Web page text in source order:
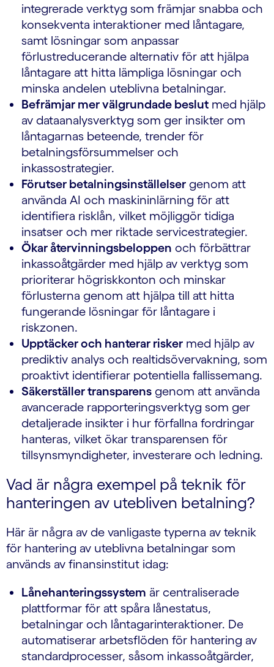
integrerade verktyg som främjar snabba och
konsekventa interaktioner med låntagare,
samt lösningar som anpassar
förlustreducerande alternativ för att hjälpa
låntagare att hitta lämpliga lösningar och
minska andelen uteblivna betalningar.
Befrämjar mer välgrundade beslut med hjälp
av dataanalysverktyg som ger insikter om
låntagarnas beteende, trender för
betalningsförsummelser och
inkassostrategier.
Förutser betalningsinställelser genom att
använda AI och maskininlärning för att
identifiera risklån, vilket möjliggör tidiga
insatser och mer riktade servicestrategier.
Ökar återvinningsbeloppen och förbättrar
inkassoåtgärder med hjälp av verktyg som
prioriterar högriskkonton och minskar
förlusterna genom att hjälpa till att hitta
fungerande lösningar för låntagare i
riskzonen.
Upptäcker och hanterar risker med hjälp av
prediktiv analys och realtidsövervakning, som
proaktivt identifierar potentiella fallissemang.
Säkerställer transparens genom att använda
avancerade rapporteringsverktyg som ger
detaljerade insikter i hur förfallna fordringar
hanteras, vilket ökar transparensen för
tillsynsmyndigheter, investerare och ledning.
Vad är några exempel på teknik för
hanteringen av utebliven betalning?
Här är några av de vanligaste typerna av teknik
för hantering av uteblivna betalningar som
används av finansinstitut idag:
Lånehanteringssystem är centraliserade
plattformar för att spåra lånestatus,
betalningar och låntagarinteraktioner. De
automatiserar arbetsflöden för hantering av
standardprocesser, såsom inkassoåtgärder,